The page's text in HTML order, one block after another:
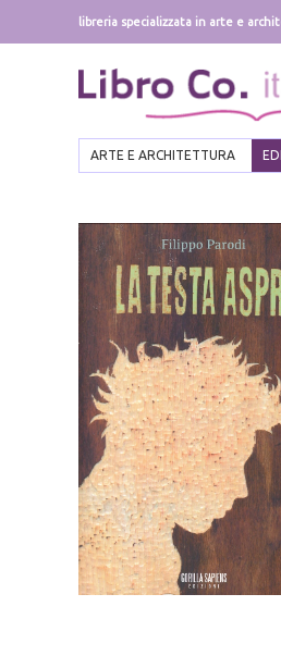
libreria specializzata in arte e
ARTE E ARCHITETTURA